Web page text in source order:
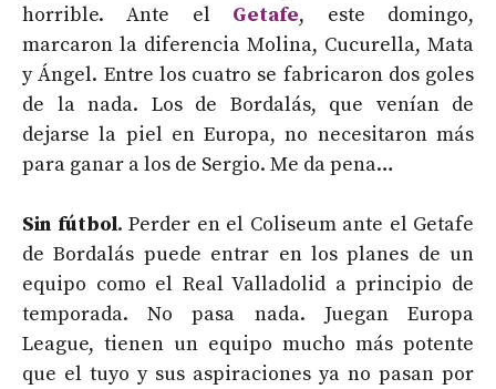
horrible. Ante el Getafe, este domingo,
marcaron la diferencia Molina, Cucurella, Mata
y Ángel. Entre los cuatro se fabricaron dos goles
de la nada. Los de Bordalás, que venían de
dejarse la piel en Europa, no necesitaron más
para ganar a los de Sergio. Me da pena…
Sin fútbol. Perder en el Coliseum ante el Getafe
de Bordalás puede entrar en los planes de un
equipo como el Real Valladolid a principio de
temporada. No pasa nada. Juegan Europa
League, tienen un equipo mucho más potente
que el tuyo y sus aspiraciones ya no pasan por